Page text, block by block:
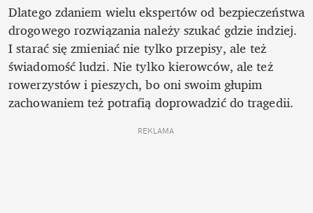
Dlatego zdaniem wielu ekspertów od bezpieczeństwa
drogowego rozwiązania należy szukać gdzie indziej.
I starać się zmieniać nie tylko przepisy, ale też
świadomość ludzi. Nie tylko kierowców, ale też
rowerzystów i pieszych, bo oni swoim głupim
zachowaniem też potrafią doprowadzić do tragedii.
REKLAMA